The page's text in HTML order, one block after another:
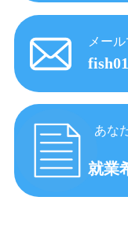
メー
あな
就業